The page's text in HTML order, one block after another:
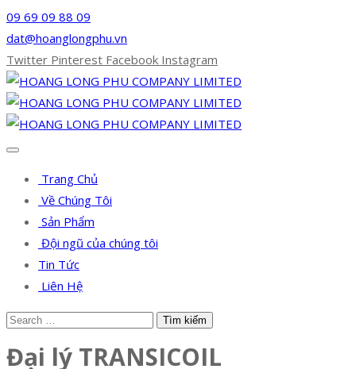
09 69 09 88 09
dat@hoanglongphu.vn
Twitter Pinterest Facebook Instagram
Trang Chủ
Về Chúng Tôi
Sản Phẩm
Đội ngũ của chúng tôi
Tin Tức
Liên Hệ
Đại lý TRANSICOIL